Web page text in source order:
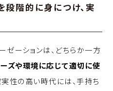
階的に身につけ、実
ゼーションは、どちらか一方
ズや環境に応じて適切に使
実性の高い時代には、手持ち